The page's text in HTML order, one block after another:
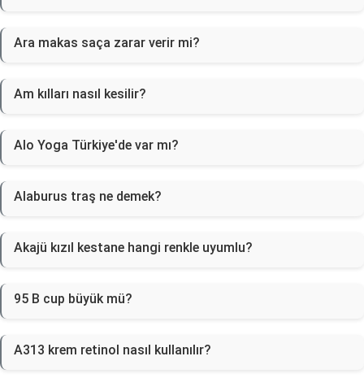
Ara makas saça zarar verir mi?
Am kılları nasıl kesilir?
Alo Yoga Türkiye'de var mı?
Alaburus traş ne demek?
Akajü kızıl kestane hangi renkle uyumlu?
95 B cup büyük mü?
A313 krem retinol nasıl kullanılır?